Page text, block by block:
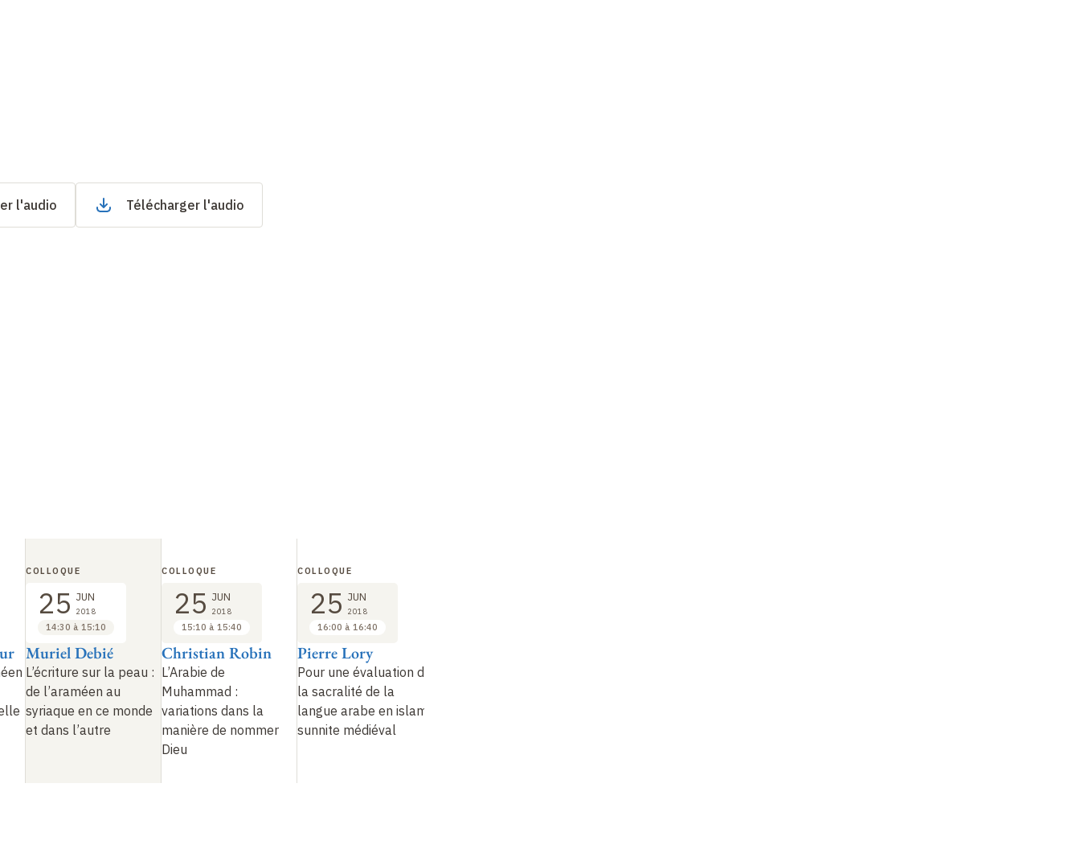
l'audio Télécharger l'audio
L’écriture sur la peau :
de l’araméen au
syriaque en ce monde
et dans l’autre
Muriel Debié
COLLOQUE
25 JUN
2018
14:30 à 15:10
L’Arabie de
Muhammad :
variations dans la
manière de nommer
Dieu
Christian Robin
COLLOQUE
25 JUN
2018
15:10 à 15:40
Pour une évaluation de
la sacralité de la
langue arabe en islam
sunnite médiéval
Pierre Lory
COLLOQUE
25 JUN
2018
16:00 à 16:40